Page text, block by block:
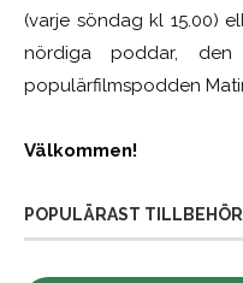
(varje söndag kl 15.00)
nördiga poddar, den
populärfilmspodden
Välkommen!
POPULÄRAST